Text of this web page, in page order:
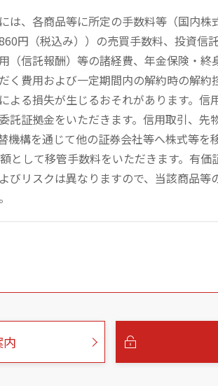
は、各商品等に所定の手数料等（国内
円（税込み））の売買手数料、投資信
（信託報酬）等の諸経費、年金保険・
く費用および一定期間内の解約時の解
よる損失が生じるおそれがあります。
託証拠金をいただきます。信用取引、
機構を通じて他の証券会社等へ株式等
として移管手数料をいただきます。有
びリスクは異なりますので、当該商品